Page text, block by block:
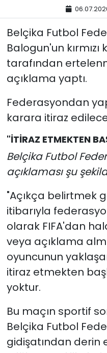
Belçika Futbol
Balogun'un kırmızı
tarafından
açıklama yaptı.
Federasyondan
karara itiraz
"İTİRAZ ETMEKTEN
Belçika Futbol
açıklaması şu
"Açıkça belirtmek
itibarıyla
olarak FIFA'dan
veya açıklama
oyuncunun
itiraz etmekten
yoktur.
Bu maçın sportif
Belçika Futbol
gidişatından derin
SPOR
TEKNOLOJİ
Yaşam
YEREL POLİTİKA
YEREL